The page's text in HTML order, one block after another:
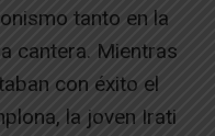
tanto en la
cantera. Mientras
con éxito el
la joven Irati